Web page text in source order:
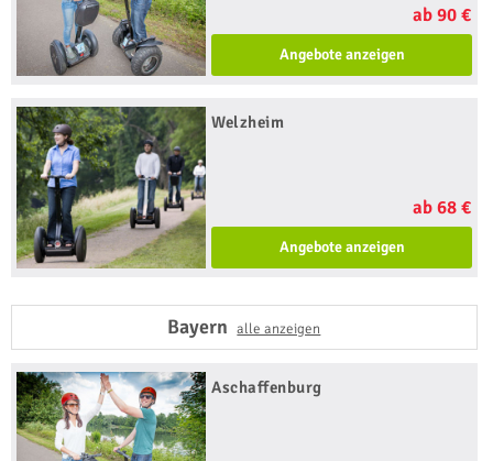
ab 90 €
Angebote anzeigen
Welzheim
ab 68 €
Angebote anzeigen
Bayernalle anzeigen
Aschaffenburg